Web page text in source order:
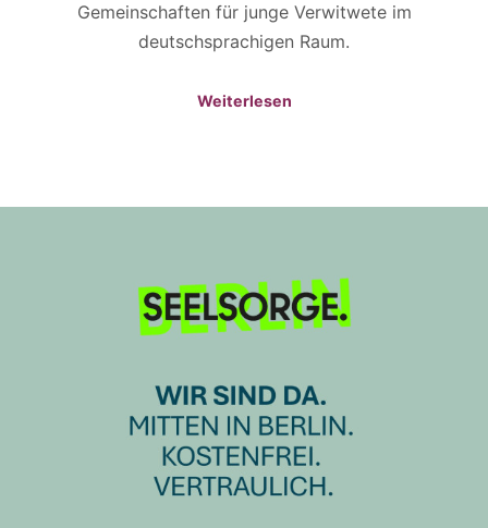
Gemeinschaften für junge Verwitwete im
deutschsprachigen Raum.
Weiterlesen